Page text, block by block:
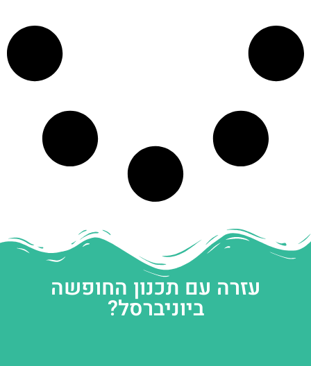
עזרה עם תכנון החופשה
ביוניברסל?